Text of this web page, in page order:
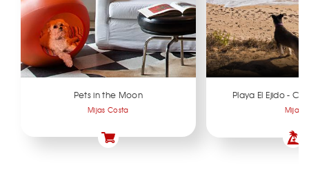
Pets in the Moon
Mijas Costa
Playa El Ejido -
Mijas